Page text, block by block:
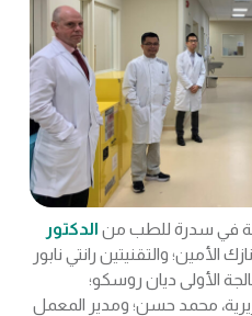
في سدرة للطب منالدكتور
الأمين؛ والتقنيتين رانتي نابور
الأولى ديان روسكو؛
محمد حسن؛ ومدير المعمل